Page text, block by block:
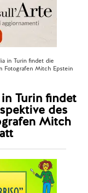
in Turin findet die
Fotografen Mitch Epstein
Turin findet
des
Mitch